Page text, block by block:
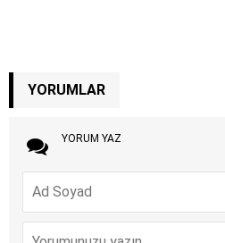
YORUMLAR
YORUM YAZ